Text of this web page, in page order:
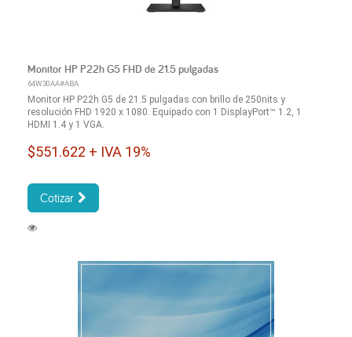
Monitor HP P22h G5 FHD de 21.5 pulgadas
64W30AA#ABA
Monitor HP P22h G5 de 21.5 pulgadas con brillo de 250nits y
resolución FHD 1920 x 1080. Equipado con 1 DisplayPort™ 1.2, 1
HDMI 1.4 y 1 VGA.
$551.622 + IVA 19%
Cotizar